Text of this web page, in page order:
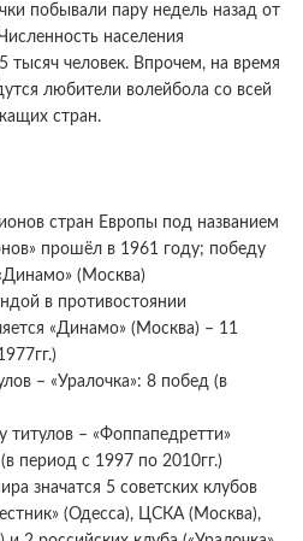
побывали пару недель назад от
населения
тысяч человек. Впрочем, на время
любители волейбола со всей
стран.
стран Европы под названием
прошёл в 1961 году; победу
(Москва)
в противостоянии
«Динамо» (Москва) – 11
– «Уралочка»: 8 побед (в
титулов – «Фоппапедретти»
период с 1997 по 2010гг.)
значатся 5 советских клубов
(Одесса), ЦСКА (Москва),